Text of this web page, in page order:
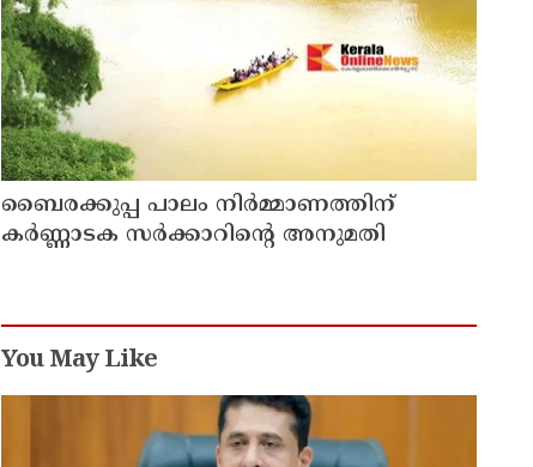
ബൈരക്കുപ്പ പാലം നിർമ്മാണത്തിന്
കർണ്ണാടക സർക്കാറിന്റെ അനുമതി
You May Like